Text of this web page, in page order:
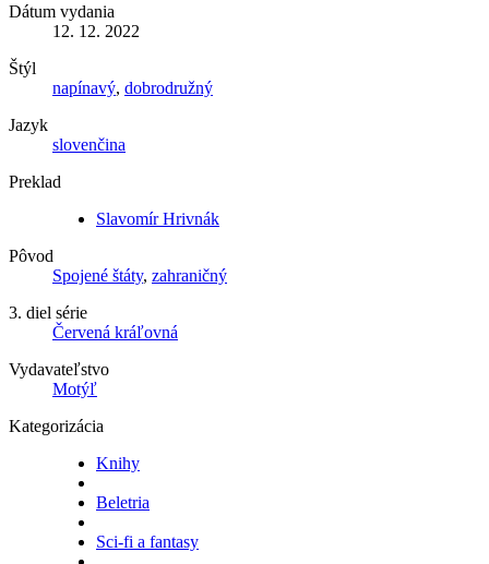
Dátum vydania
12. 12. 2022
Štýl
napínavý, dobrodružný
Jazyk
slovenčina
Preklad
Slavomír Hrivnák
Pôvod
Spojené štáty, zahraničný
3. diel série
Červená kráľovná
Vydavateľstvo
Motýľ
Kategorizácia
Knihy
Beletria
Sci-fi a fantasy